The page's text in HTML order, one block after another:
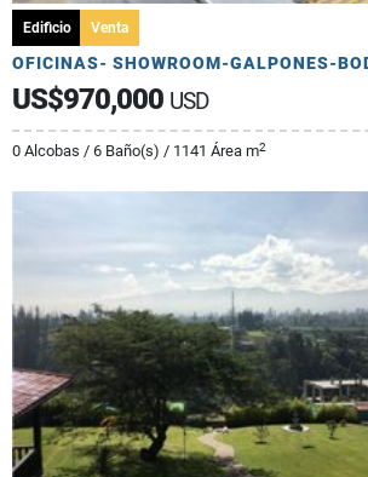
Edificio Venta
US$970,000 USD
0 Alcobas / 6 Baño(s) / 1141 Área m2